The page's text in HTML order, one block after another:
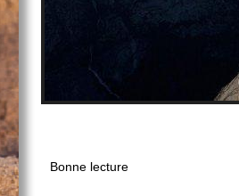
Bonne lecture